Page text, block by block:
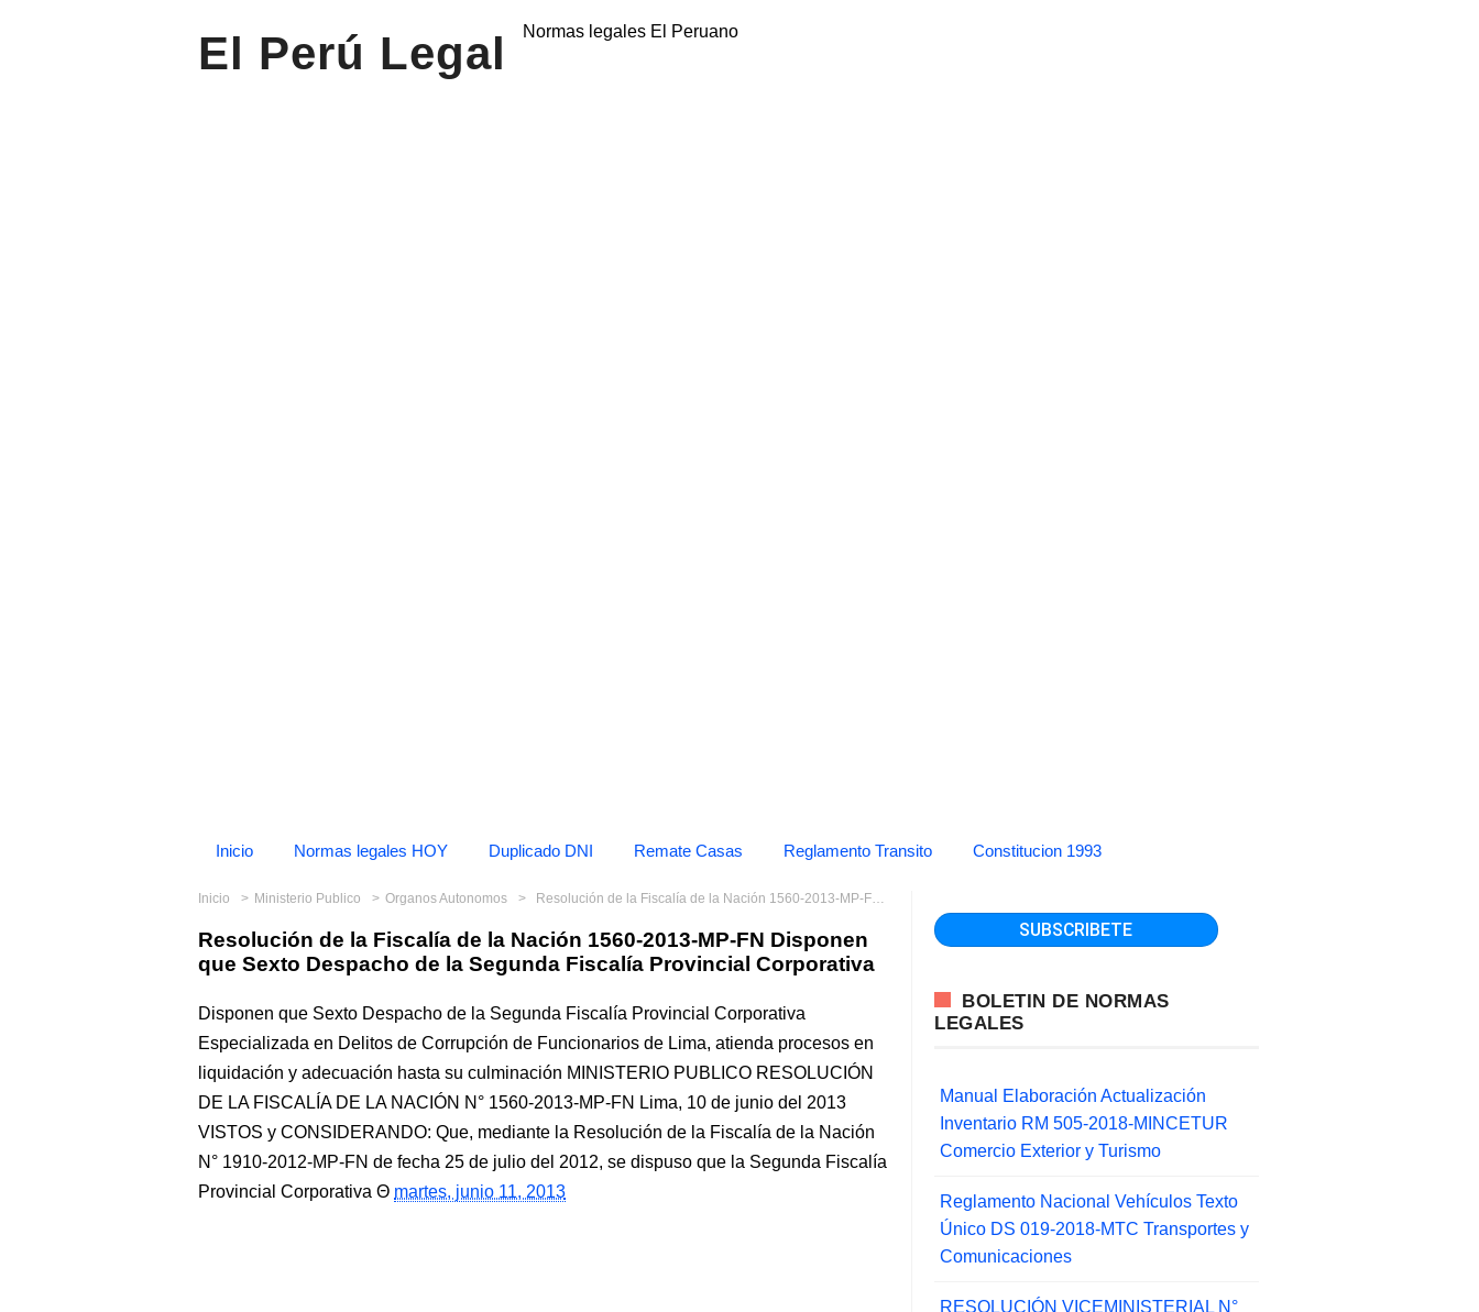
El Perú Legal Normas legales El Peruano
Inicio Normas legales HOY Duplicado DNI Remate Casas Reglamento Transito Constitucion 1993
Inicio Ministerio Publico Organos Autonomos Resolución de la Fiscalía de la Nación 1560-2013-MP-FN Disponen que Sexto Despacho de la Segunda Fiscalía Provincial Corporativa
Resolución de la Fiscalía de la Nación 1560-2013-MP-FN Disponen
que Sexto Despacho de la Segunda Fiscalía Provincial Corporativa
Disponen que Sexto Despacho de la Segunda Fiscalía Provincial Corporativa
Especializada en Delitos de Corrupción de Funcionarios de Lima, atienda procesos en
liquidación y adecuación hasta su culminación MINISTERIO PUBLICO RESOLUCIÓN
DE LA FISCALÍA DE LA NACIÓN N° 1560-2013-MP-FN Lima, 10 de junio del 2013
VISTOS y CONSIDERANDO: Que, mediante la Resolución de la Fiscalía de la Nación
N° 1910-2012-MP-FN de fecha 25 de julio del 2012, se dispuso que la Segunda Fiscalía
Provincial Corporativa
martes, junio 11, 2013
BOLETIN DE NORMAS
LEGALES
Manual Elaboración Actualización
Inventario RM 505-2018-MINCETUR
Comercio Exterior y Turismo
Reglamento Nacional Vehículos Texto
Único DS 019-2018-MTC Transportes y
Comunicaciones
RESOLUCIÓN VICEMINISTERIAL N°